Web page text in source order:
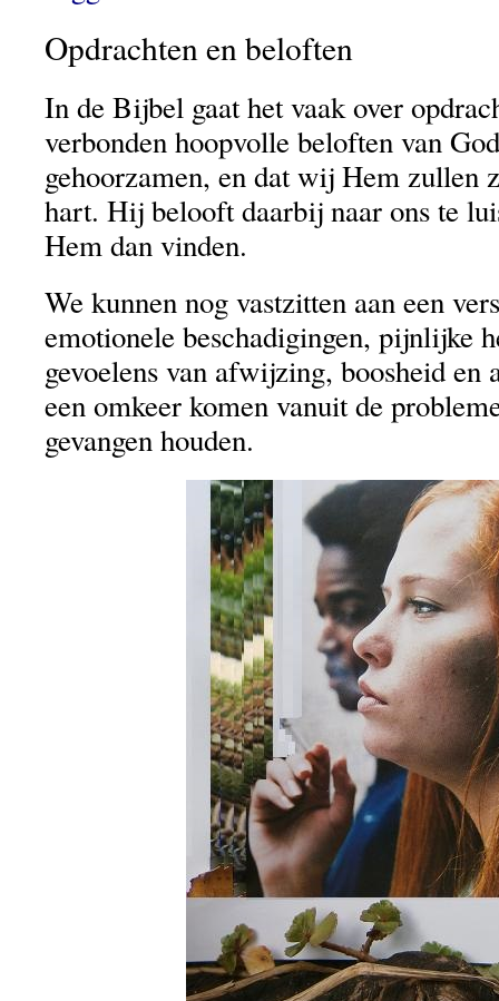
Opdrachten en beloften
In de Bijbel gaat het vaak over
verbonden hoopvolle beloften van
gehoorzamen, en dat wij Hem zullen
hart. Hij belooft daarbij naar ons te
Hem dan vinden.
We kunnen nog vastzitten aan een
emotionele beschadigingen, pijnlijke
gevoelens van afwijzing, boosheid en
een omkeer komen vanuit de
gevangen houden.